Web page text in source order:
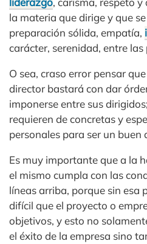
la materia que dirige y que
preparación sólida, empatía,
carácter, serenidad, entre las
O sea, craso error pensar
director bastará con dar
imponerse entre sus
requieren de concretas y
personales para ser un buen
Es muy importante que a la
el mismo cumpla con las
líneas arriba, porque sin esa
difícil que el proyecto o
objetivos, y esto no
el éxito de la empresa sino